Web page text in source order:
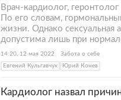
Врач-кардиолог,
По его словам,
жизни. Однако сексуальная
допустима лишь при
14:20, 12 мая 2022
Забота о себе
Евгений Кульгавчук
Юрий Конев
Кардиолог назвал